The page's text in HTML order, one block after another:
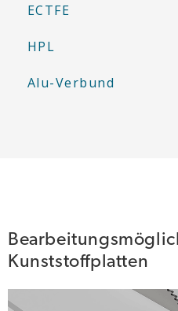
ECTFE
HPL
Alu-Verbund
Kunststoffplatten